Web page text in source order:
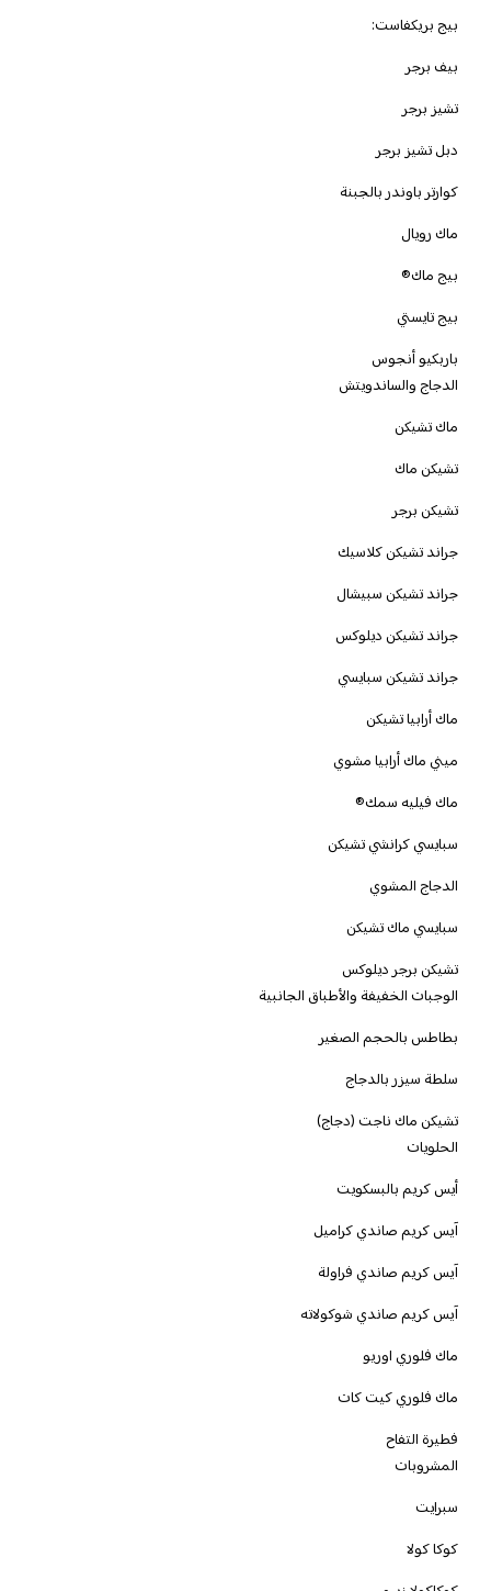
بيج بريكفاست:
بيف برجر
تشيز برجر
دبل تشيز برجر
كوارتر باوندر بالجبنة
ماك رويال
بيج ماك®
بيج تايستي
باربكيو أنجوس
الدجاج والساندويتش
ماك تشيكن
تشيكن ماك
تشيكن برجر
جراند تشيكن كلاسيك
جراند تشيكن سبيشال
جراند تشيكن ديلوكس
‫جراند تشيكن سبايسي
ماك أرابيا تشيكن
ميني ماك أرابيا مشوي
ماك فيليه سمك®
سبايسي كرانشي تشيكن
الدجاج المشوي
سبايسي ماك تشيكن
تشيكن برجر ديلوكس
الوجبات الخفيفة والأطباق الجانبية
بطاطس بالحجم الصغير
سلطة سيزر بالدجاج
تشيكن ماك ناجت (دجاج)
الحلويات
أيس كريم بالبسكويت
آيس كريم صاندي كراميل
آيس كريم صاندي فراولة
آيس كريم صاندي شوكولاته
ماك فلوري اوريو
ماك فلوري كيت كات
فطيرة التفاح
المشروبات
سبرايت
كوكا كولا